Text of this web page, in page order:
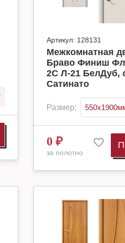
Артикул: 128131
Межкомнатная
Браво Финиш
2С Л-21 БелДуб,
Сатинато
Размер:
0 ₽
за полотно